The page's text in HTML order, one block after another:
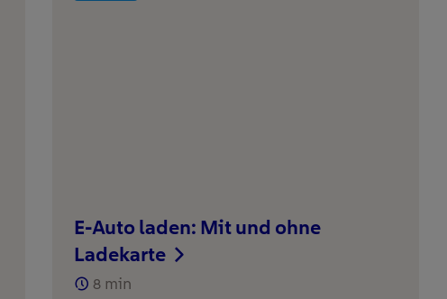
E-Auto laden: Mit und ohne
Ladekarte
8min